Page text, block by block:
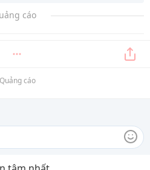
cáo
Quảng cáo